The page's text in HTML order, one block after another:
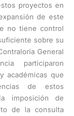
proyectos en
de este
no tiene control
sobre su
General
participaron
académicas que
de estos
imposición de
de la consulta